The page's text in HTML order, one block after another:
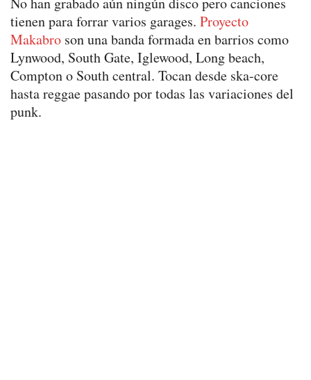
tienen para forrar varios garages. Proyecto
Makabro son una banda formada en barrios como
Lynwood, South Gate, Iglewood, Long beach,
Compton o South central. Tocan desde ska-core
hasta reggae pasando por todas las variaciones del
punk.